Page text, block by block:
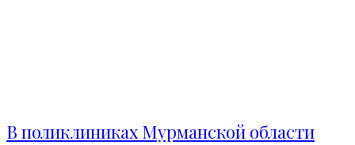
В поликлиниках Мурманской области